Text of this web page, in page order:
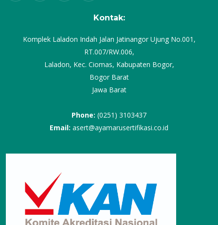
Kontak:
Komplek Laladon Indah Jalan Jatinangor Ujung No.001,
RT.007/RW.006,
Laladon, Kec. Ciomas, Kabupaten Bogor,
Bogor Barat
Jawa Barat
Phone: (0251) 3103437
Email: asert@ayamarusertifikasi.co.id